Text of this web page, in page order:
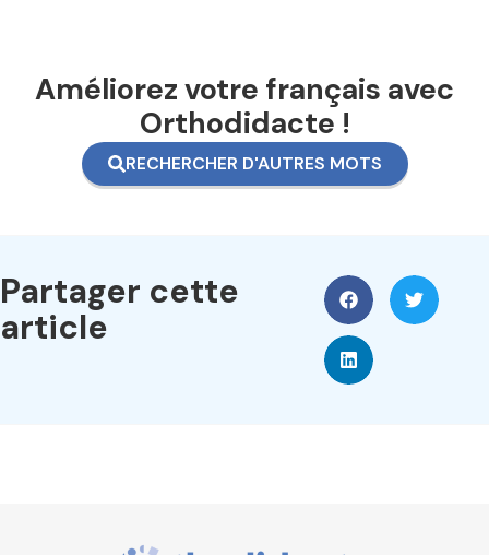
Améliorez votre français avec
Orthodidacte !
RECHERCHER D'AUTRES MOTS
Partager cette
article